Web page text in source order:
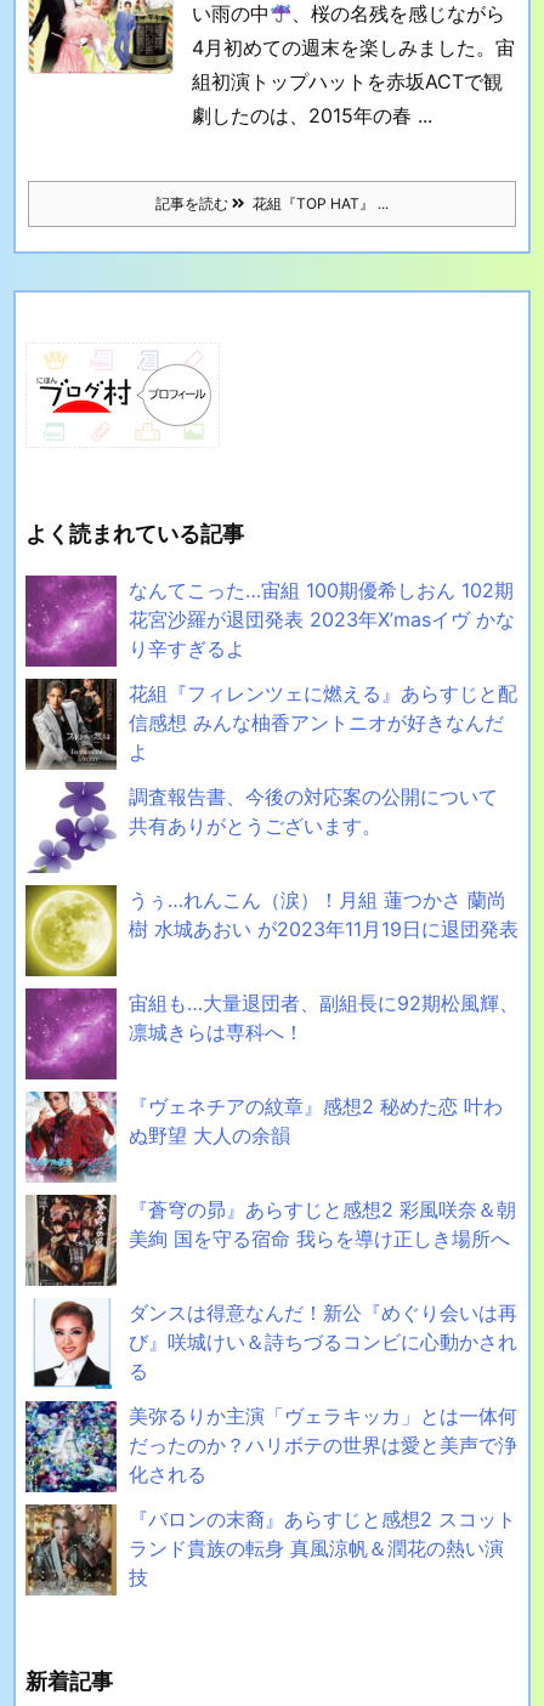
い雨の中
、桜の名残を感じながら
4月初めての週末を楽しみました。 宙
組初演トップハットを赤坂ACTで観
劇したのは、2015年の春 ...
記事を読む 花組『TOP HAT』 ...
よく読まれている記事
なんてこった…宙組 100期優希しおん 102期
花宮沙羅が退団発表 2023年X’masイヴ かな
り辛すぎるよ
花組『フィレンツェに燃える』あらすじと配
信感想 みんな柚香アントニオが好きなんだ
よ
調査報告書、今後の対応案の公開について
共有ありがとうございます。
うぅ…れんこん（涙）！月組 蓮つかさ 蘭尚
樹 水城あおい が2023年11月19日に退団発表
宙組も…大量退団者、副組長に92期松風輝、
凛城きらは専科へ！
『ヴェネチアの紋章』感想2 秘めた恋 叶わ
ぬ野望 大人の余韻
『蒼穹の昴』あらすじと感想2 彩風咲奈＆朝
美絢 国を守る宿命 我らを導け正しき場所へ
ダンスは得意なんだ！新公『めぐり会いは再
び』咲城けい＆詩ちづるコンビに心動かされ
る
美弥るりか主演「ヴェラキッカ」とは一体何
だったのか？ハリボテの世界は愛と美声で浄
化される
『バロンの末裔』あらすじと感想2 スコット
ランド貴族の転身 真風涼帆＆潤花の熱い演
技
新着記事